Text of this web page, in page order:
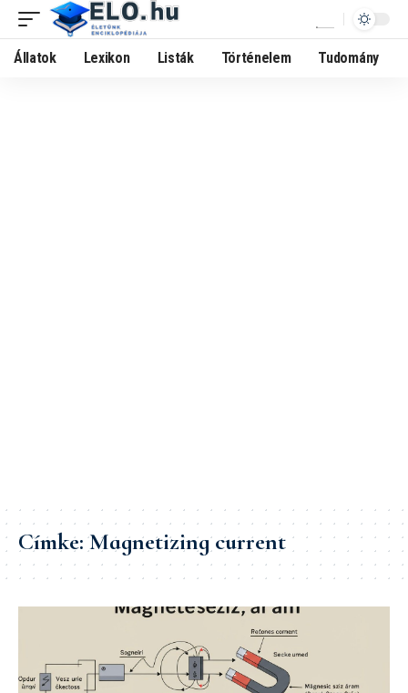
Állatok Lexikon Listák Történelem Tudomány
Címke:Magnetizing current